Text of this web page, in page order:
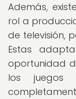
Además,
rol a
de televisión,
Estas
oportunidad
los